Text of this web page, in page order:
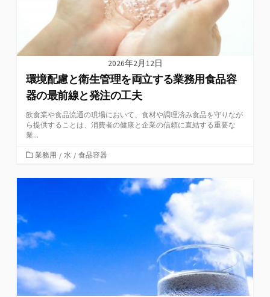
2026年2月12日
環境配慮と衛生管理を両立する業務用食品容
器の最前線と発注の工夫
飲食業や食品流通の現場において、食材や調理済み食品を守りなが
ら提供することは、消費者の健康と企業の信頼に直結する重要な
業...
カ
ゴ
業務用 / 水 / 食品容器